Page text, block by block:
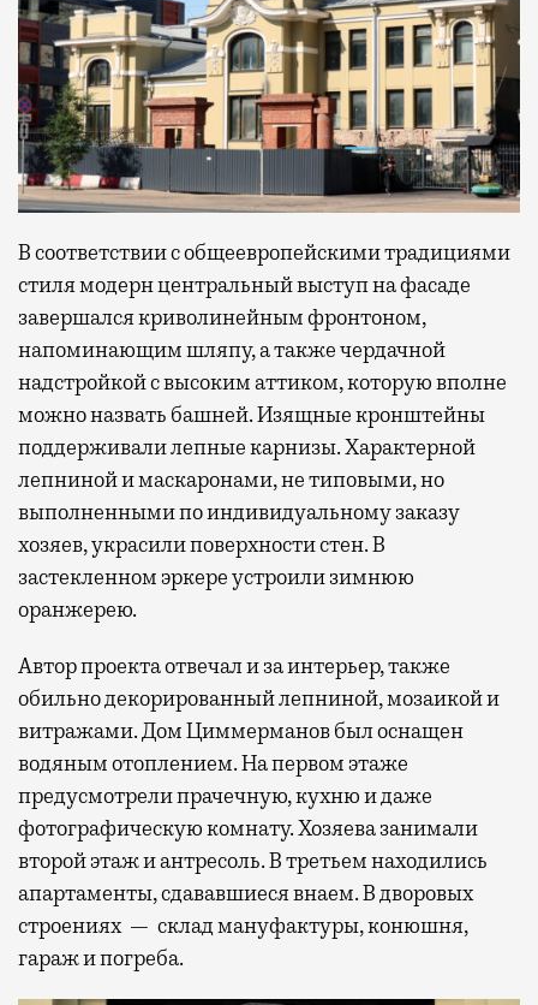
В соответствии с общеевропейскими традициями
стиля модерн центральный выступ на фасаде
завершался криволинейным фронтоном,
напоминающим шляпу, а также чердачной
надстройкой с высоким аттиком, которую вполне
можно назвать башней. Изящные кронштейны
поддерживали лепные карнизы. Характерной
лепниной и маскаронами, не типовыми, но
выполненными по индивидуальному заказу
хозяев, украсили поверхности стен. В
застекленном эркере устроили зимнюю
оранжерею.
Автор проекта отвечал и за интерьер, также
обильно декорированный лепниной, мозаикой и
витражами. Дом Циммерманов был оснащен
водяным отоплением. На первом этаже
предусмотрели прачечную, кухню и даже
фотографическую комнату. Хозяева занимали
второй этаж и антресоль. В третьем находились
апартаменты, сдававшиеся внаем. В дворовых
строениях — склад мануфактуры, конюшня,
гараж и погреба.